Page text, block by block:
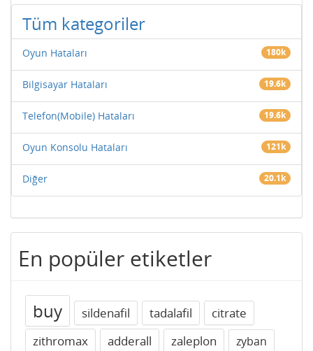
Tüm kategoriler
Oyun Hataları 180k
Bilgisayar Hataları 19.6k
Telefon(Mobile) Hataları 19.6k
Oyun Konsolu Hataları 121k
Diğer 20.1k
En popüler etiketler
buy sildenafil tadalafil
citrate
zithromax
adderall zaleplon
zyban